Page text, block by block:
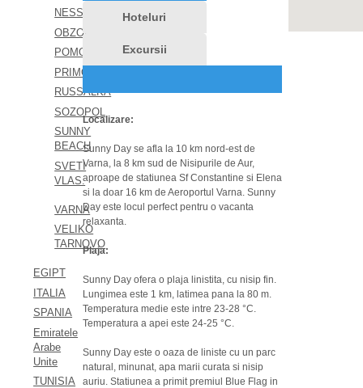
NESSEBAR
OBZOR.
POMORIE.
PRIMORSKO
RUSSALKA
SOZOPOL
SUNNY
BEACH
SVETI
VLAS.
VARNA
VELIKO
TARNOVO
EGIPT
ITALIA
SPANIA
Emiratele
Arabe
Unite
TUNISIA
Hoteluri
Excursii
Localizare:
Sunny Day se afla la 10 km nord-est de
Varna, la 8 km sud de Nisipurile de Aur,
aproape de statiunea Sf Constantine si Elena
si la doar 16 km de Aeroportul Varna. Sunny
Day este locul perfect pentru o vacanta
relaxanta.
Plaja:
Sunny Day ofera o plaja linistita, cu nisip fin.
Lungimea este 1 km, latimea pana la 80 m.
Temperatura medie este intre 23-28 °C.
Temperatura a apei este 24-25 °C.
Sunny Day este o oaza de liniste cu un parc
natural, minunat, apa marii curata si nisip
auriu. Statiunea a primit premiul Blue Flag in